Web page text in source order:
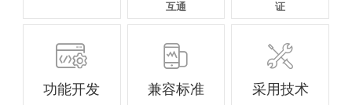
互通
证

功能开发

兼容标准

采用技术